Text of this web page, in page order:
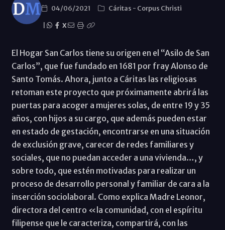
04/06/2021 Cáritas - Corpus Christi
X
El Hogar San Carlos tiene su origen en el “Asilo de San
Carlos”, que fue fundado en 1681 por fray Alonso de
Santo Tomás. Ahora, junto a Cáritas las religiosas
retoman este proyecto que próximamente abrirá las
puertas para acoger a mujeres solas, de entre 19 y 35
años, con hijos a su cargo, que además pueden estar
en estado de gestación, encontrarse en una situación
de exclusión grave, carecer de redes familiares y
sociales, que no puedan acceder a una vivienda…, y
sobre todo, que estén motivadas para realizar un
proceso de desarrollo personal y familiar de cara a la
inserción sociolaboral. Como explica Madre Leonor,
directora del centro «la comunidad, con el espíritu
filipense que le caracteriza, compartirá, con las